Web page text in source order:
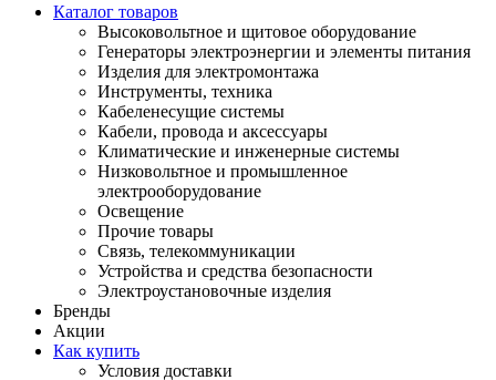
Каталог товаров
Высоковольтное и щитовое оборудование
Генераторы электроэнергии и элементы питания
Изделия для электромонтажа
Инструменты, техника
Кабеленесущие системы
Кабели, провода и аксессуары
Климатические и инженерные системы
Низковольтное и промышленное
электрооборудование
Освещение
Прочие товары
Связь, телекоммуникации
Устройства и средства безопасности
Электроустановочные изделия
Бренды
Акции
Как купить
Условия доставки